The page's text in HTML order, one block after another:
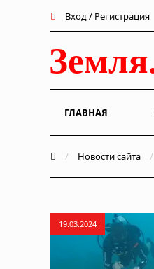
Вход / Регистрация
ГЛАВНАЯ
/ Новости сайта /
19.03.2024